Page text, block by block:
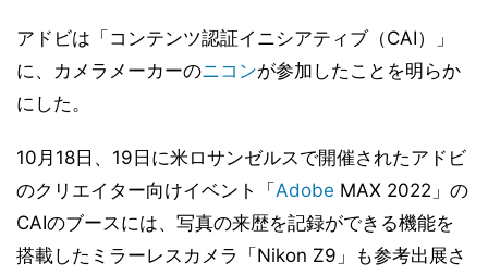
アドビは「コンテンツ認証イニシアティブ（CAI）」
に、カメラメーカーのニコンが参加したことを明らか
にした。
10月18日、19日に米ロサンゼルスで開催されたアドビ
のクリエイター向けイベント「 Adobe MAX 2022」の
CAIのブースには、写真の来歴を記録ができる機能を
搭載したミラーレスカメラ「Nikon Z9」も参考出展さ